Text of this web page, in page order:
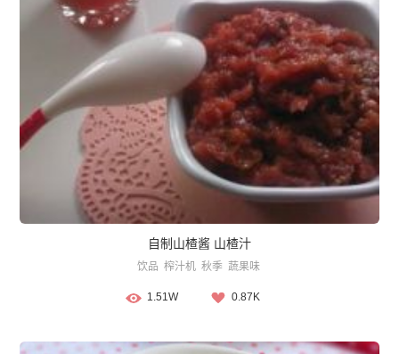
自制山楂酱 山楂汁
饮品 榨汁机 秋季 蔬果味
1.51W 0.87K